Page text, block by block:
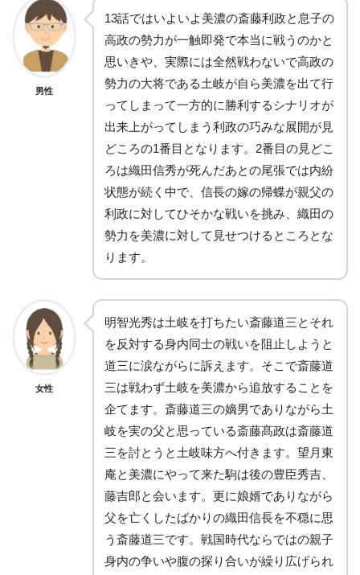
男性
13話ではいよいよ美濃の斎藤利政と息子の
高政の勢力が一触即発で本当に戦うのかと
思いきや、実際には全然戦わないで高政の
勢力の大将である土岐が自ら美濃を出て行
ってしまって一方的に勝利するシナリオが
出来上がってしまう利政の巧みな展開が見
どころの1番目となります。2番目の見どこ
ろは織田信秀が死んだあとの尾張では内紛
状態が続く中で、信長の嫁の帰蝶が親父の
利政に対してひそかな戦いを挑み、織田の
勢力を美濃に対して見せつけるところとな
ります。
女性
明智光秀は土岐を打ちたい斎藤道三とそれ
を反対する身内同士の戦いを阻止しようと
道三に涙ながらに訴えます。そこで斎藤道
三は戦わず土岐を美濃から追放することを
企てます。斎藤道三の嫡男でありながら土
岐を実の父と思っている斎藤髙政は斎藤道
三を討とうと土岐味方へ付きます。望月東
庵と美濃にやって来た駒は後の豊臣秀吉、
藤吉郎と会います。更に娘婿でありながら
父を亡くしたばかりの織田信長を不穏に思
う斎藤道三です。戦国時代ならではの親子
身内の争いや腹の探り合いが繰り広げられ